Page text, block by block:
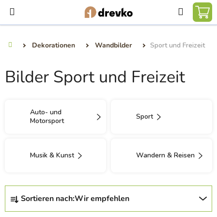
Inhalt
springen
Suchen
Dekorationen Wandbilder Sport und Freizeit
Bilder Sport und Freizeit
Auto- und
Motorsport
Sport
Musik & Kunst Wandern & Reisen
P
Sortieren nach:Wir empfehlen